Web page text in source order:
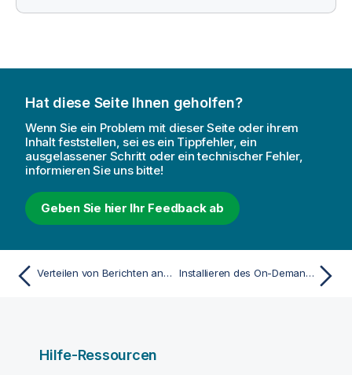
Hat diese Seite Ihnen geholfen?
Wenn Sie ein Problem mit dieser Seite oder ihrem
Inhalt feststellen, sei es ein Tippfehler, ein
ausgelassener Schritt oder ein technischer Fehler,
informieren Sie uns bitte!
Geben Sie hier Ihr Feedback ab
Verteilen von Berichten an den Qlik Sense-Hub Installieren des On-Demand-Add-Ons auf einem von Microsoft IIS gehosteten QlikView AccessPoint
Hilfe-Ressourcen